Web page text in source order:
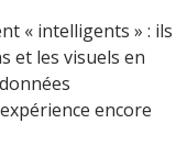
« intelligents » : ils
et les visuels en
encore